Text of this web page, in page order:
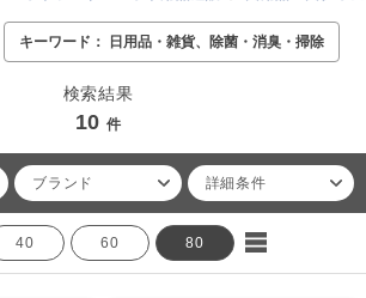
キーワード： 日用品・雑貨、除菌・消臭・掃除
検索結果
10 件
ブランド 詳細条件
40 60 80